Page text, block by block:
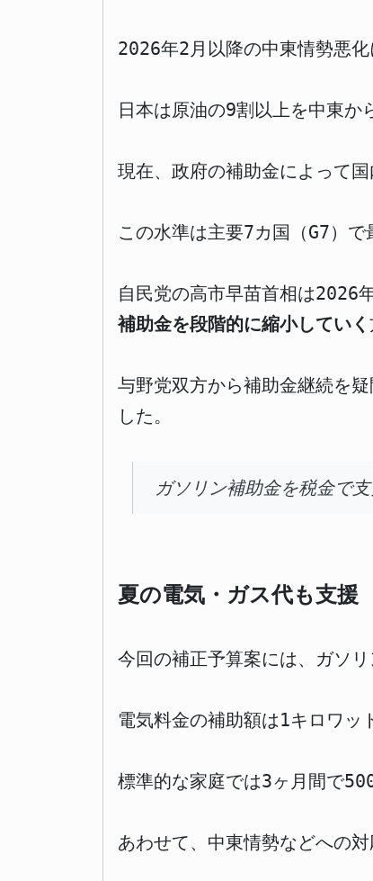
2026年2月以降の中東情勢悪
日本は原油の9割以上を中東か
現在、政府の補助金によって
この水準は主要7カ国（G7）
自民党の高市早苗首相は2026
補助金を段階的に縮小していく
与野党双方から補助金継続を
した。
ガソリン補助金を税金で
夏の電気・ガス代も支
今回の補正予算案には、ガソ
電気料金の補助額は1キロワ
標準的な家庭では3ヶ月間で
あわせて、中東情勢などへの